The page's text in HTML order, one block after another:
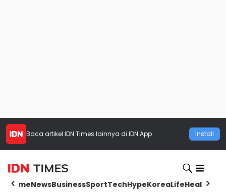
Baca artikel IDN Times lainnya di IDN App Install
HomeNewsBusinessSportTechHypeKoreaLifeHealth